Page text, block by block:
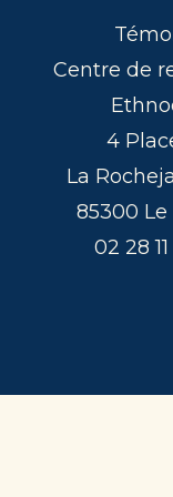
Centre de
4
La
85300
02 28